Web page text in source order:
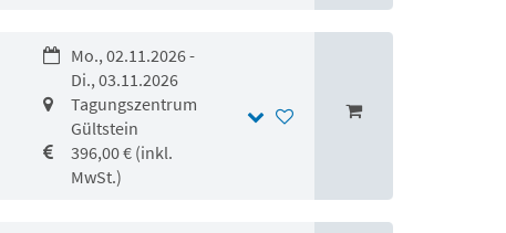
Mo., 02.11.2026 -
Di., 03.11.2026
Tagungszentrum
Gültstein
396,00 € (inkl.
MwSt.)